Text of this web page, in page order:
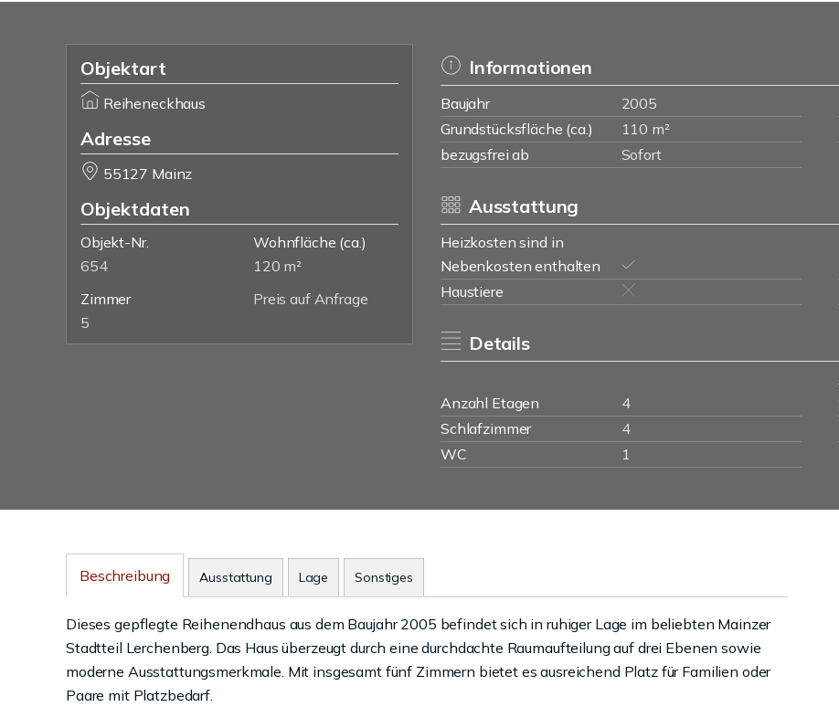
Objektart
Reiheneckhaus
Adresse
55127 Mainz
Objektdaten
Objekt-Nr.
654
Wohnfläche (ca.)
120 m²
Zimmer
5
Preis auf Anfrage
Informationen
Baujahr 2005
Grundstücksfläche (ca.)
110 m²
bezugsfrei ab
Sofort
Ausstattung
Heizkosten sind in
Nebenkosten enthalten
Haustiere
Details
Anzahl Etagen 4
Schlafzimmer
4
WC
1
Beschreibung Ausstattung Lage Sonstiges
Dieses gepflegte Reihenendhaus aus dem Baujahr 2005 befindet sich in ruhiger Lage im beliebten Mainzer
Stadtteil Lerchenberg. Das Haus überzeugt durch eine durchdachte Raumaufteilung auf drei Ebenen sowie
moderne Ausstattungsmerkmale. Mit insgesamt fünf Zimmern bietet es ausreichend Platz für Familien oder
Paare mit Platzbedarf.